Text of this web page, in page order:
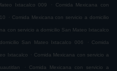
Ixtacalco 009 . Comida Mexicana con
. Comida Mexicana con servicio a domicilio
con servicio a domicilio San Mateo Ixtacalco
San Mateo Ixtacalco 006 . Comida
Ixtacalco . Comida Mexicana con servicio a
. Comida Mexicana con servicio a